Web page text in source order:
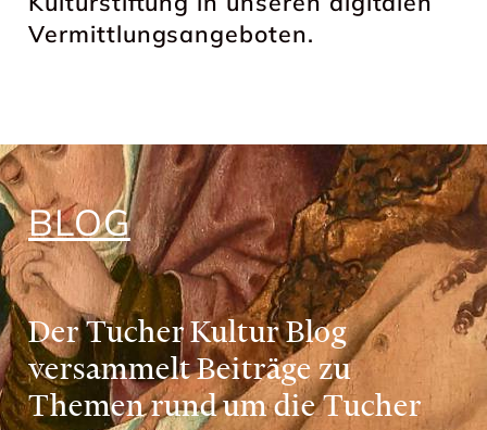
Vermittlungsangeboten.
BLOG
Der Tucher Kultur Blog
versammelt Beiträge zu
Themen rund um die Tucher